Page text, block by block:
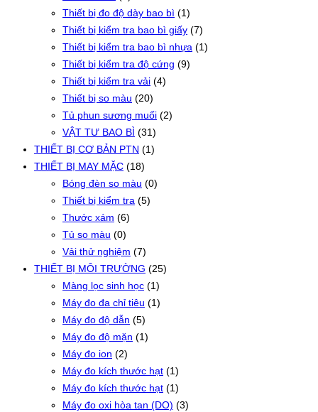
Thiết bị đo độ dày bao bì (1)
Thiết bị kiểm tra bao bì giấy (7)
Thiết bị kiểm tra bao bì nhựa (1)
Thiết bị kiểm tra độ cứng (9)
Thiết bị kiểm tra vải (4)
Thiết bị so màu (20)
Tủ phun sương muối (2)
VẬT TƯ BAO BÌ (31)
THIẾT BỊ CƠ BẢN PTN (1)
THIẾT BỊ MAY MẶC (18)
Bóng đèn so màu (0)
Thiết bị kiểm tra (5)
Thước xám (6)
Tủ so màu (0)
Vải thử nghiệm (7)
THIẾT BỊ MÔI TRƯỜNG (25)
Màng lọc sinh học (1)
Máy đo đa chỉ tiêu (1)
Máy đo độ dẫn (5)
Máy đo độ mặn (1)
Máy đo ion (2)
Máy đo kích thước hạt (1)
Máy đo kích thước hạt (1)
Máy đo oxi hòa tan (DO) (3)